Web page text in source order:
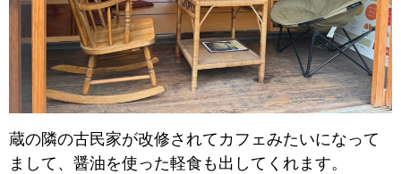
蔵の隣の古民家が改修されてカフェみたいになって
まして、醤油を使った軽食も出してくれます。